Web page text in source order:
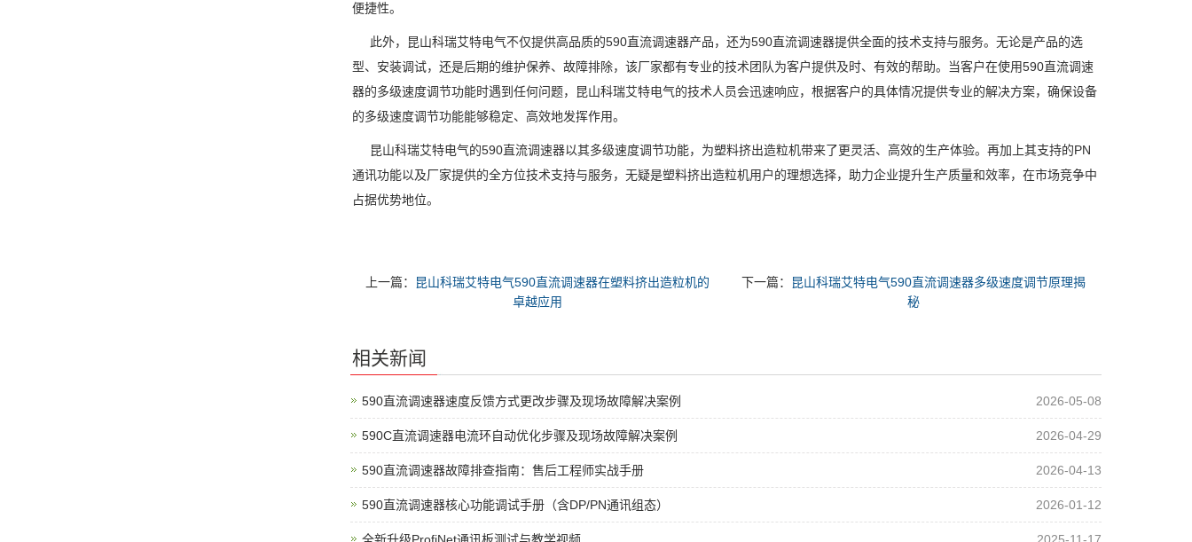
便捷性。
此外，昆山科瑞艾特电气不仅提供高品质的590直流调速器产品，还为590直流调速器提供全面的技术支持与服务。无论是产品的选
型、安装调试，还是后期的维护保养、故障排除，该厂家都有专业的技术团队为客户提供及时、有效的帮助。当客户在使用590直流调速
器的多级速度调节功能时遇到任何问题，昆山科瑞艾特电气的技术人员会迅速响应，根据客户的具体情况提供专业的解决方案，确保设备
的多级速度调节功能能够稳定、高效地发挥作用。
昆山科瑞艾特电气的590直流调速器以其多级速度调节功能，为塑料挤出造粒机带来了更灵活、高效的生产体验。再加上其支持的PN
通讯功能以及厂家提供的全方位技术支持与服务，无疑是塑料挤出造粒机用户的理想选择，助力企业提升生产质量和效率，在市场竞争中
占据优势地位。
上一篇：
昆山科瑞艾特电气590直流调速器在塑料挤出造粒机的
卓越应用
下一篇：
昆山科瑞艾特电气590直流调速器多级速度调节原理揭
秘
相关新闻
590直流调速器速度反馈方式更改步骤及现场故障解决案例 2026-05-08
590C直流调速器电流环自动优化步骤及现场故障解决案例 2026-04-29
590直流调速器故障排查指南：售后工程师实战手册 2026-04-13
590直流调速器核心功能调试手册（含DP/PN通讯组态） 2026-01-12